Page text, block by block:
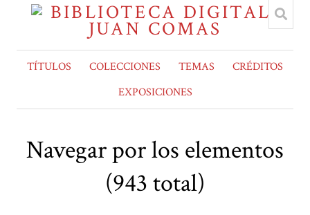
TÍTULOS COLECCIONES TEMAS
CRÉDITOS
EXPOSICIONES
Navegar por los elementos
(943 total)